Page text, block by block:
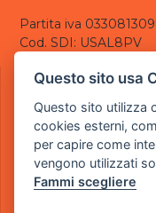
Partita iva
Cod. SDI: USAL8PV
CONTATTI
tel.: +39 030 376 2377
tel.: +39 030 336 6259
pec:
LINK UTILI
Questo sito usa
Questo sito utilizza
cookies esterni,
per capire come
vengono utilizzati
Fammi scegliere